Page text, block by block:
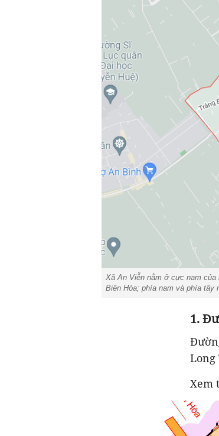
Xã An Viễn nằm ở cực nam của
Biên Hòa; phía nam và phía tây
1.
Long
Xem